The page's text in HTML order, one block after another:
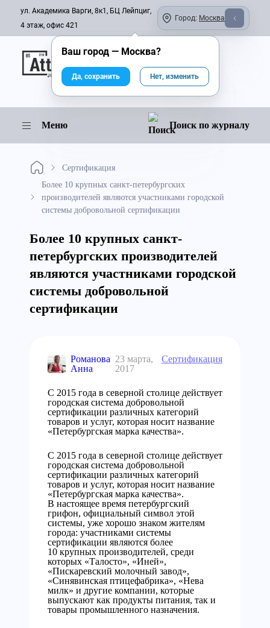
ул. Академика Варги, 8к1, БЦ Лейпциг,
4 этаж, офис 421
Город: Москва
Онлайн-журнал
Меню Поиск по журналу
Сертификация
Более 10 крупных санкт-петербургских
производителей являются участниками городской
системы добровольной сертификации
Более 10 крупных санкт-
петербургских производителей
являются участниками городской
системы добровольной
сертификации
Романова
Анна
23 марта,
2017
Сертификация
С 2015 года в северной столице действует
городская система добровольной
сертификации различных категорий
товаров и услуг, которая носит название
«Петербургская марка качества».
С 2015 года в северной столице действует
городская система добровольной
сертификации различных категорий
товаров и услуг, которая носит название
«Петербургская марка качества».
В настоящее время петербургский
грифон, официальный символ этой
системы, уже хорошо знаком жителям
города: участниками системы
сертификации являются более
10 крупных производителей, среди
которых «Талосто», «Иней»,
«Пискаревский молочный завод»,
«Синявинская птицефабрика», «Нева
милк» и другие компании, которые
выпускают как продукты питания, так и
товары промышленного назначения.
Ваш город — Москва?
Да, сохранить Нет, изменить